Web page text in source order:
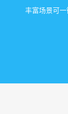
丰富场景可